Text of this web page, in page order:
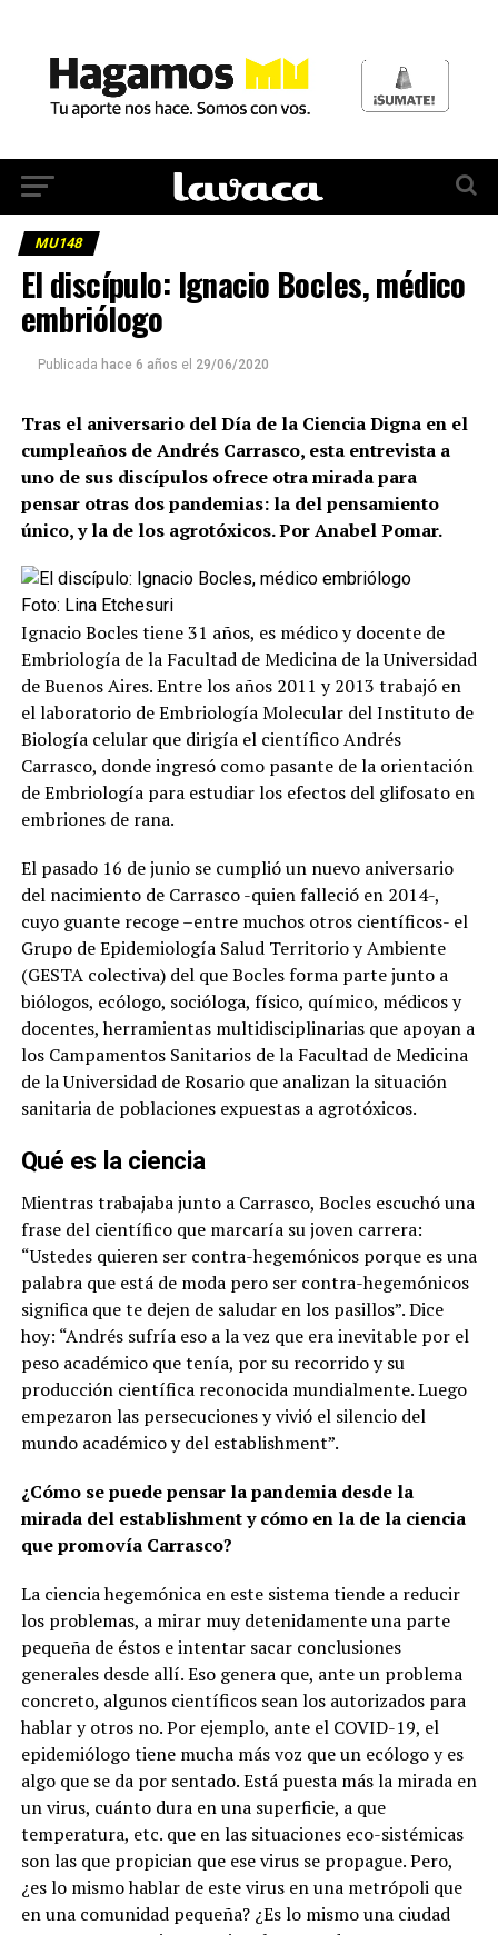
MU148
El discípulo: Ignacio Bocles, médico
embriólogo
Publicada hace 6 años el 29/06/2020
Tras el aniversario del Día de la Ciencia Digna en el
cumpleaños de Andrés Carrasco, esta entrevista a
uno de sus discípulos ofrece otra mirada para
pensar otras dos pandemias: la del pensamiento
único, y la de los agrotóxicos. Por Anabel Pomar.
Foto: Lina Etchesuri
Ignacio Bocles tiene 31 años, es médico y docente de
Embriología de la Facultad de Medicina de la Universidad
de Buenos Aires. Entre los años 2011 y 2013 trabajó en
el laboratorio de Embriología Molecular del Instituto de
Biología celular que dirigía el científico Andrés
Carrasco, donde ingresó como pasante de la orientación
de Embriología para estudiar los efectos del glifosato en
embriones de rana.
El pasado 16 de junio se cumplió un nuevo aniversario
del nacimiento de Carrasco -quien falleció en 2014-,
cuyo guante recoge –entre muchos otros científicos- el
Grupo de Epidemiología Salud Territorio y Ambiente
(GESTA colectiva) del que Bocles forma parte junto a
biólogos, ecólogo, socióloga, físico, químico, médicos y
docentes, herramientas multidisciplinarias que apoyan a
los Campamentos Sanitarios de la Facultad de Medicina
de la Universidad de Rosario que analizan la situación
sanitaria de poblaciones expuestas a agrotóxicos.
Qué es la ciencia
Mientras trabajaba junto a Carrasco, Bocles escuchó una
frase del científico que marcaría su joven carrera:
“Ustedes quieren ser contra-hegemónicos porque es una
palabra que está de moda pero ser contra-hegemónicos
significa que te dejen de saludar en los pasillos”. Dice
hoy: “Andrés sufría eso a la vez que era inevitable por el
peso académico que tenía, por su recorrido y su
producción científica reconocida mundialmente. Luego
empezaron las persecuciones y vivió el silencio del
mundo académico y del establishment”.
¿Cómo se puede pensar la pandemia desde la
mirada del establishment y cómo en la de la ciencia
que promovía Carrasco?
La ciencia hegemónica en este sistema tiende a reducir
los problemas, a mirar muy detenidamente una parte
pequeña de éstos e intentar sacar conclusiones
generales desde allí. Eso genera que, ante un problema
concreto, algunos científicos sean los autorizados para
hablar y otros no. Por ejemplo, ante el COVID-19, el
epidemiólogo tiene mucha más voz que un ecólogo y es
algo que se da por sentado. Está puesta más la mirada en
un virus, cuánto dura en una superficie, a que
temperatura, etc. que en las situaciones eco-sistémicas
son las que propician que ese virus se propague. Pero,
¿es lo mismo hablar de este virus en una metrópoli que
en una comunidad pequeña? ¿Es lo mismo una ciudad